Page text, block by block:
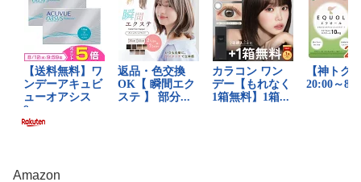
Amazon